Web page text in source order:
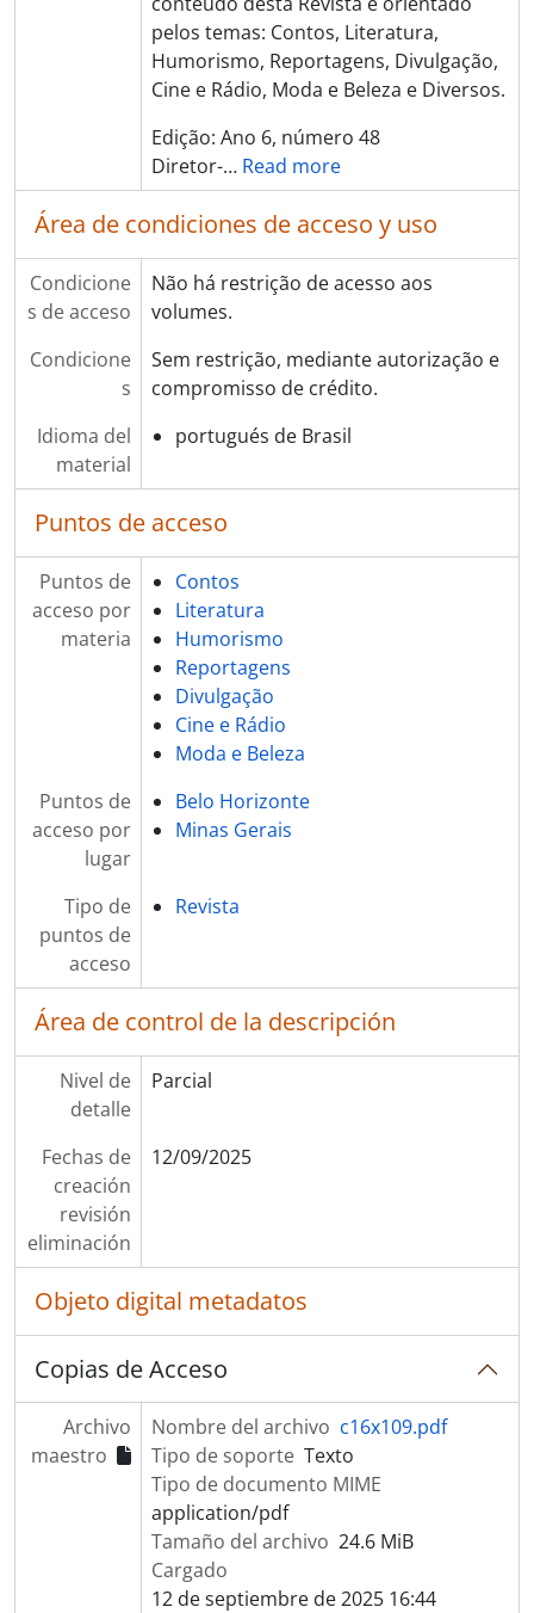
pelos temas: Contos, Literatura,
Humorismo, Reportagens, Divulgação,
Cine e Rádio, Moda e Beleza e Diversos.
Edição: Ano 6, número 48
Diretor-… Read more
Área de condiciones de acceso y uso
Condicione
s de acceso
Não há restrição de acesso aos
volumes.
Condicione
s
Sem restrição, mediante autorização e
compromisso de crédito.
Idioma del
material
portugués de Brasil
Puntos de acceso
Puntos de
acceso por
materia
Contos
Literatura
Humorismo
Reportagens
Divulgação
Cine e Rádio
Moda e Beleza
Puntos de
acceso por
lugar
Belo Horizonte
Minas Gerais
Tipo de
puntos de
acceso
Revista
Área de control de la descripción
Nivel de
detalle
Parcial
Fechas de
creación
revisión
eliminación
12/09/2025
Objeto digital metadatos
Copias de Acceso
Archivo
maestro
Nombre del archivo c16x109.pdf
Tipo de soporte Texto
Tipo de documento MIME
application/pdf
Tamaño del archivo 24.6 MiB
Cargado
12 de septiembre de 2025 16:44